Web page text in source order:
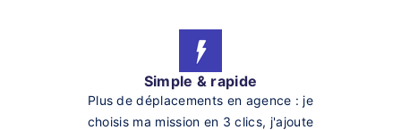
Simple & rapide
Plus de déplacements en agence : je
choisis ma mission en 3 clics, j'ajoute